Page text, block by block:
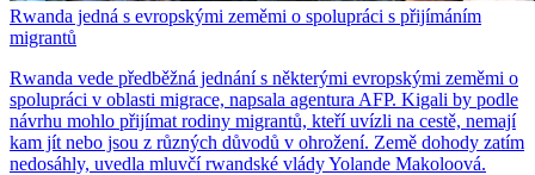
Rwanda jedná s evropskými zeměmi o spolupráci s přijímáním
migrantů
Rwanda vede předběžná jednání s některými evropskými zeměmi o
spolupráci v oblasti migrace, napsala agentura AFP. Kigali by podle
návrhu mohlo přijímat rodiny migrantů, kteří uvízli na cestě, nemají
kam jít nebo jsou z různých důvodů v ohrožení. Země dohody zatím
nedosáhly, uvedla mluvčí rwandské vlády Yolande Makoloová.